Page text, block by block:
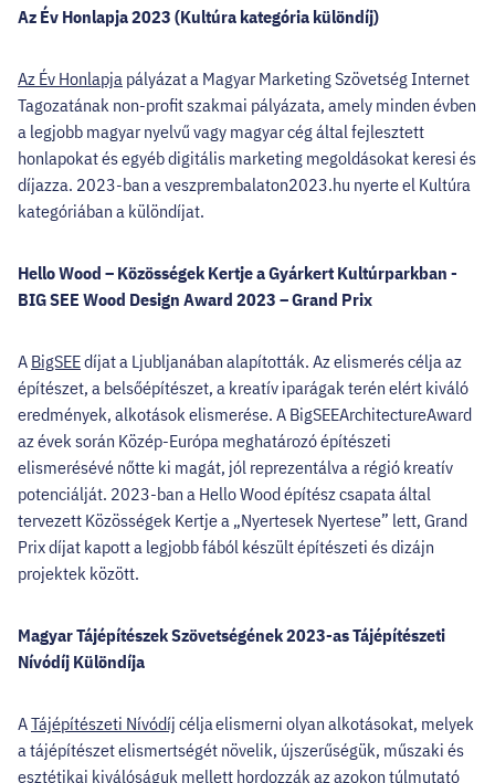
Az Év Honlapja 2023 (Kultúra kategória különdíj)
Az Év Honlapja pályázat a Magyar Marketing Szövetség Internet
Tagozatának non-profit szakmai pályázata, amely minden évben
a legjobb magyar nyelvű vagy magyar cég által fejlesztett
honlapokat és egyéb digitális marketing megoldásokat keresi és
díjazza. 2023-ban a veszprembalaton2023.hu nyerte el Kultúra
kategóriában a különdíjat.
Hello Wood – Közösségek Kertje a Gyárkert Kultúrparkban -
BIG SEE Wood Design Award 2023 – Grand Prix
A BigSEEdíjat a Ljubljanában alapították. Az elismerés célja az
építészet, a belsőépítészet, a kreatív iparágak terén elért kiváló
eredmények, alkotások elismerése. A BigSEEArchitectureAward
az évek során Közép-Európa meghatározó építészeti
elismerésévé nőtte ki magát, jól reprezentálva a régió kreatív
potenciálját. 2023-ban a Hello Wood építész csapata által
tervezett Közösségek Kertje a „Nyertesek Nyertese” lett, Grand
Prix díjat kapott a legjobb fából készült építészeti és dizájn
projektek között.
Magyar Tájépítészek Szövetségének 2023-as Tájépítészeti
Nívódíj Különdíja
ATájépítészeti Nívódíj célja elismerni olyan alkotásokat, melyek
a tájépítészet elismertségét növelik, újszerűségük, műszaki és
esztétikai kiválóságuk mellett hordozzák az azokon túlmutató